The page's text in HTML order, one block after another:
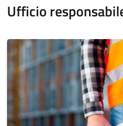
Ufficio